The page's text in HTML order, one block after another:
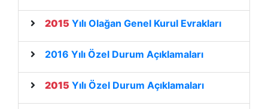
2015 Yılı Olağan Genel Kurul Evrakları
2016 Yılı Özel Durum Açıklamaları
2015 Yılı Özel Durum Açıklamaları